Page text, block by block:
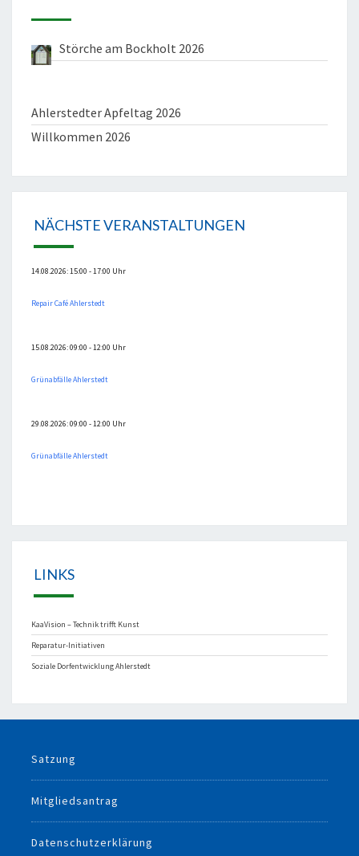
Störche am Bockholt 2026
Ahlerstedter Apfeltag 2026
Willkommen 2026
NÄCHSTE VERANSTALTUNGEN
14.08.2026: 15:00 - 17:00 Uhr
Repair Café Ahlerstedt
15.08.2026: 09:00 - 12:00 Uhr
Grünabfälle Ahlerstedt
29.08.2026: 09:00 - 12:00 Uhr
Grünabfälle Ahlerstedt
LINKS
KaaVision – Technik trifft Kunst
Reparatur-Initiativen
Soziale Dorfentwicklung Ahlerstedt
Satzung
Mitgliedsantrag
Datenschutzerklärung